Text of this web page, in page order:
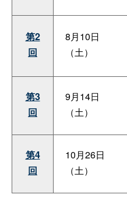
第2
回
8月10日
（土）
第3
回
9月14日
（土）
第4
回
10月26日
（土）